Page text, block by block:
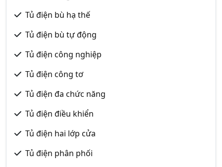
Tủ điện bù hạ thế
Tủ điện bù tự động
Tủ điện công nghiệp
Tủ điện công tơ
Tủ điện đa chức năng
Tủ điện điều khiển
Tủ điện hai lớp cửa
Tủ điện phân phối